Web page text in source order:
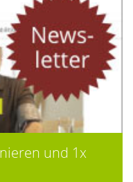
und 1x